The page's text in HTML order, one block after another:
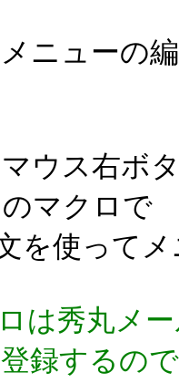
ニューの
ウス右ボ
マクロで
文を使って
は秀丸メ
録するの